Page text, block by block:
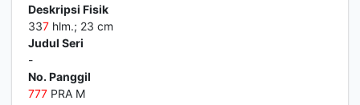
Deskripsi Fisik
337 hlm.; 23 cm
Judul Seri
-
No. Panggil
777 PRA M